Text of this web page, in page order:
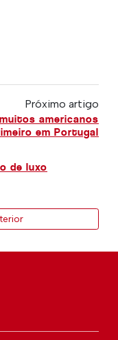
Próximo artigo
americanos
em Portugal
de luxo